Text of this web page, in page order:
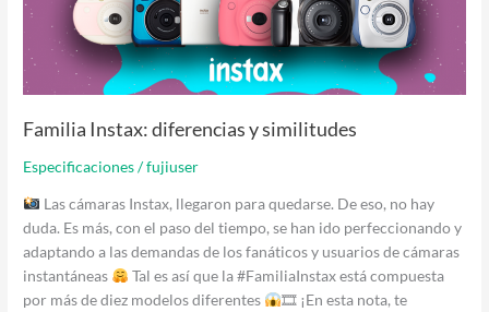
Familia Instax: diferencias y similitudes
Especificaciones/fujiuser
Las cámaras Instax, llegaron para quedarse. De eso, no hay
duda. Es más, con el paso del tiempo, se han ido perfeccionando y
adaptando a las demandas de los fanáticos y usuarios de cámaras
instantáneas
Tal es así que la #FamiliaInstax está compuesta
por más de diez modelos diferentes
🎞 ¡En esta nota, te
similitudes